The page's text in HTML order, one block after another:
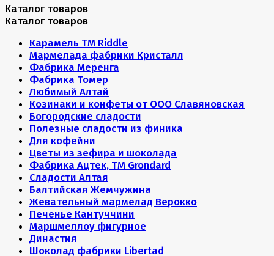
Каталог товаров
Каталог товаров
Карамель ТМ Riddle
Мармелада фабрики Кристалл
Фабрика Меренга
Фабрика Томер
Любимый Алтай
Козинаки и конфеты от ООО Славяновская
Богородские сладости
Полезные сладости из финика
Для кофейни
Цветы из зефира и шоколада
Фабрика Ацтек, ТМ Grondard
Сладости Алтая
Балтийская Жемчужина
Жевательный мармелад Верокко
Печенье Кантуччини
Маршмеллоу фигурное
Династия
Шоколад фабрики Libertad